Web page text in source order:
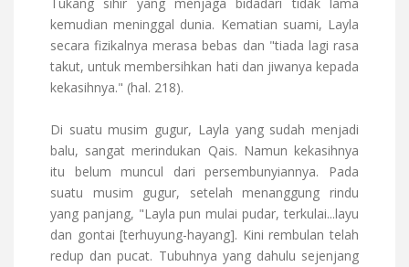
kemudian meninggal dunia. Kematian suami, Layla
secara fizikalnya merasa bebas dan "tiada lagi rasa
takut, untuk membersihkan hati dan jiwanya kepada
kekasihnya." (hal. 218).
Di suatu musim gugur, Layla yang sudah menjadi
balu, sangat merindukan Qais. Namun kekasihnya
itu belum muncul dari persembunyiannya. Pada
suatu musim gugur, setelah menanggung rindu
yang panjang, "Layla pun mulai pudar, terkulai...layu
dan gontai [terhuyung-hayang]. Kini rembulan telah
redup dan pucat. Tubuhnya yang dahulu sejenjang